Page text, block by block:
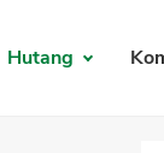
Hutang